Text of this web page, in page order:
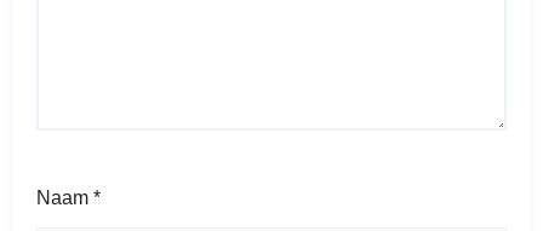
Naam *